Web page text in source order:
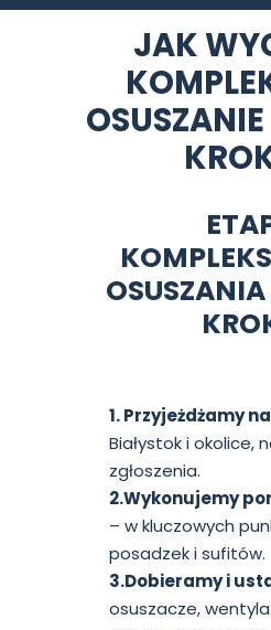
JAK
1. Przyjeżdżamy
Białystok i okolice,
zgłoszenia.
2.Wykonujemy
– w kluczowych
posadzek i sufitów.
3.Dobieramy i
osuszacze,